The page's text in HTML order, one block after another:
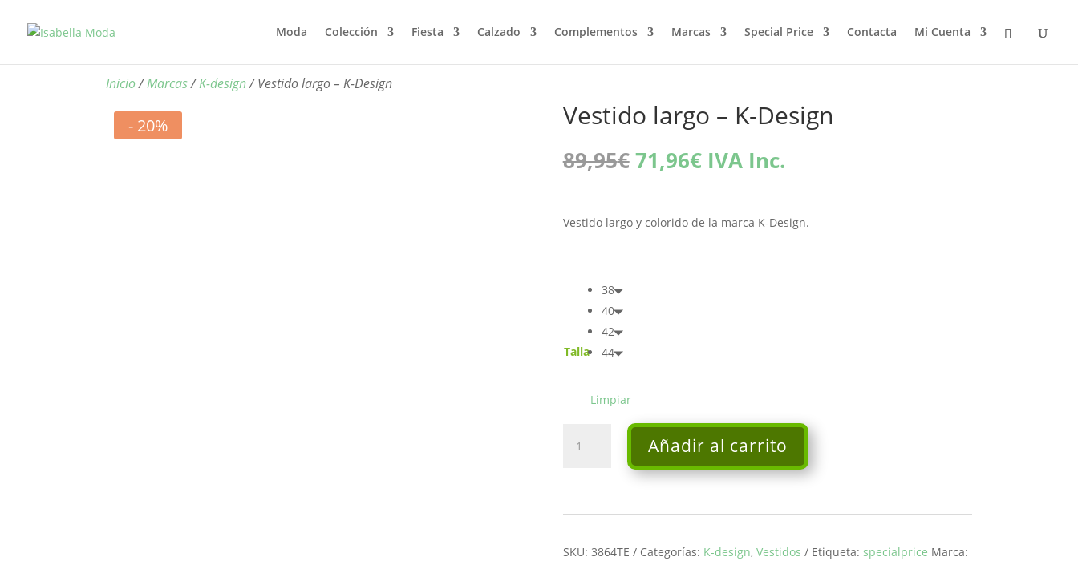
Moda Colección Fiesta Calzado Complementos Marcas Special Price Contacta Mi Cuenta
Inicio/Marcas/K-design/ Vestido largo – K-Design
- 20% Vestido largo – K-Design
89,95€ El
precio
era:
89,95€.
71,96€El
precio
es:
71,96€.
IVA Inc.
Vestido largo y colorido de la marca K-Design.
Talla
38
40
42
44
Limpiar
largo
Añadir al carrito
SKU: 3864TE Categorías: K-design, Vestidos Etiqueta: specialprice Marca: